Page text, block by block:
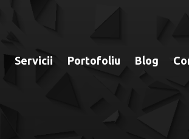
Servicii Portofoliu Blog